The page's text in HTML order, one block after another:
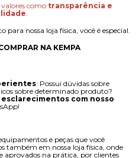
valores como transparência e
nossa loja física, você é especial.
NA KEMPA
: Possui dúvidas sobre
sobre determinado produto?
com nosso
e peças que você
também em nossa loja física, onde
aprovados na prática, por clientes